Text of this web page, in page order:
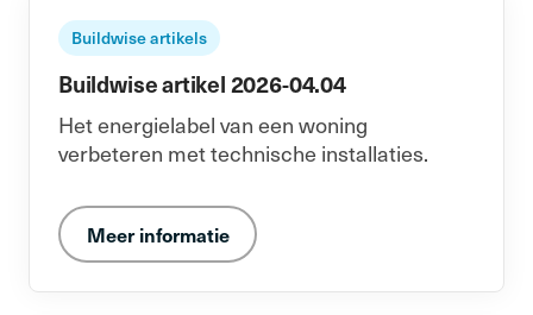
Buildwise artikels
Buildwise artikel 2026-04.04
Het energielabel van een woning
verbeteren met technische installaties.
Meer informatie